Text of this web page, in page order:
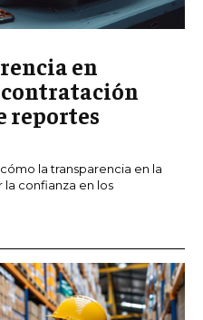
en
reportes
la transparencia en la
confianza en los